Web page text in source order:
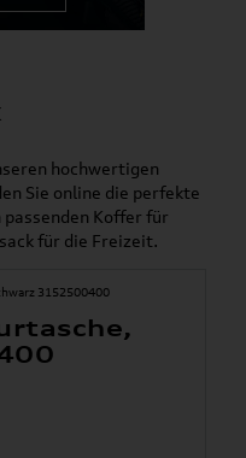
hochwertigen
Sie online die perfekte
passenden Koffer für
für die Freizeit.